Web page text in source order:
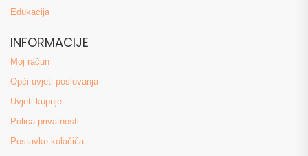
Edukacija
INFORMACIJE
Moj račun
Opći uvjeti poslovanja
Uvjeti kupnje
Polica privatnosti
Postavke kolačića